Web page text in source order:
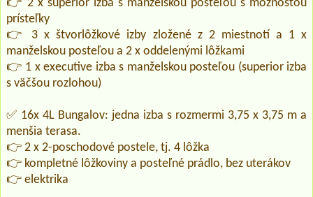
👉 2 x superior izba s manželskou posteľou s možnosťou
prísteľky
👉 3 x štvorlôžkové izby zložené z 2 miestnotí a 1 x
manželskou posteľou a 2 x oddelenými lôžkami
👉 1 x executive izba s manželskou posteľou (superior izba
s väčšou rozlohou)
✅ 16x 4L Bungalov: jedna izba s rozmermi 3,75 x 3,75 m a
menšia terasa.
👉 2 x 2-poschodové postele, tj. 4 lôžka
👉 kompletné lôžkoviny a posteľné prádlo, bez uterákov
👉 elektrika